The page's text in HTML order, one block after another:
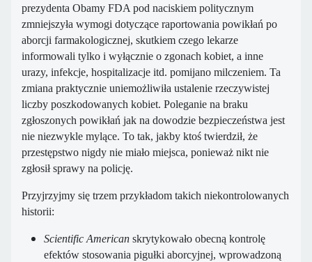
prezydenta Obamy FDA pod naciskiem politycznym
zmniejszyła wymogi dotyczące raportowania powikłań po
aborcji farmakologicznej, skutkiem czego lekarze
informowali tylko i wyłącznie o zgonach kobiet, a inne
urazy, infekcje, hospitalizacje itd. pomijano milczeniem. Ta
zmiana praktycznie uniemożliwiła ustalenie rzeczywistej
liczby poszkodowanych kobiet. Poleganie na braku
zgłoszonych powikłań jak na dowodzie bezpieczeństwa jest
nie niezwykle mylące. To tak, jakby ktoś twierdził, że
przestępstwo nigdy nie miało miejsca, ponieważ nikt nie
zgłosił sprawy na policję.
Przyjrzyjmy się trzem przykładom takich niekontrolowanych
historii:
Scientific American skrytykowało obecną kontrolę
efektów stosowania pigułki aborcyjnej, wprowadzoną